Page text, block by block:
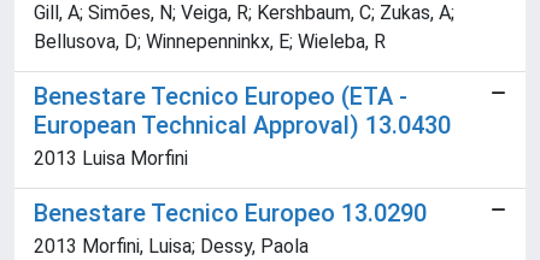
Gill, A; Simões, N; Veiga, R; Kershbaum, C; Zukas, A;
Bellusova, D; Winnepenninkx, E; Wieleba, R
Benestare Tecnico Europeo (ETA -
European Technical Approval) 13.0430
2013 Luisa Morfini
Benestare Tecnico Europeo 13.0290
2013 Morfini, Luisa; Dessy, Paola